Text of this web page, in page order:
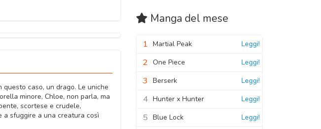
caso, un drago. Le uniche
minore, Chloe, non parla, ma
scortese e crudele,
sfuggire a una creatura così
Manga del mese
1 Martial Peak Leggi!
2 One Piece Leggi!
3 Berserk Leggi!
4 Hunter x Hunter Leggi!
5 Blue Lock Leggi!